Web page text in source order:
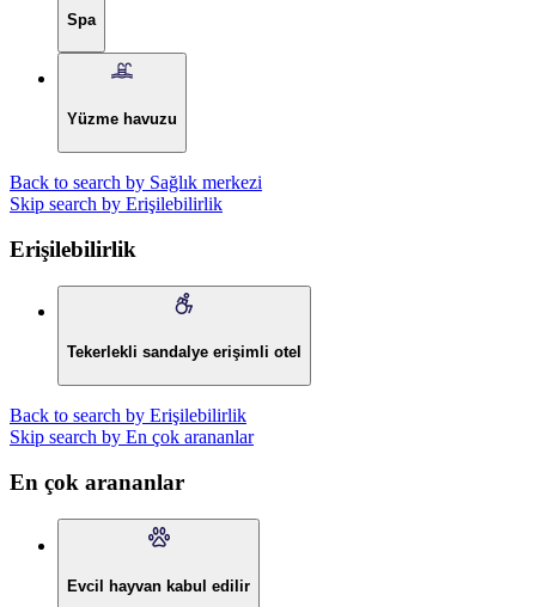
Spa
Yüzme havuzu
Back to search by Sağlık merkezi
Skip search by Erişilebilirlik
Erişilebilirlik
Tekerlekli sandalye erişimli otel
Back to search by Erişilebilirlik
Skip search by En çok arananlar
En çok arananlar
Evcil hayvan kabul edilir